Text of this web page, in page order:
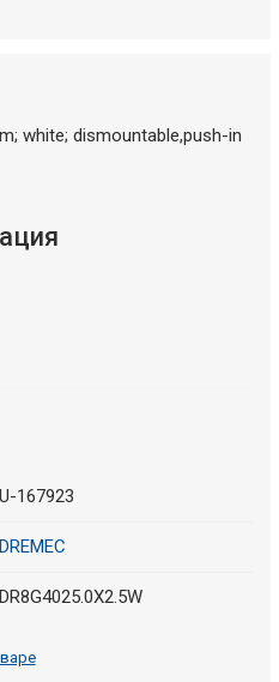
white; dismountable,push-in
U-167923
DREMEC
DR8G4025.0X2.5W